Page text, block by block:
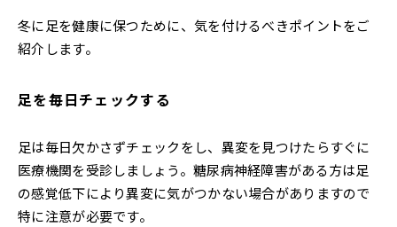
冬に足を健康に保つために、気を付けるべきポイントをご
紹介します。
足を毎日チェックする
足は毎日欠かさずチェックをし、異変を見つけたらすぐに
医療機関を受診しましょう。糖尿病神経障害がある方は足
の感覚低下により異変に気がつかない場合がありますので
特に注意が必要です。